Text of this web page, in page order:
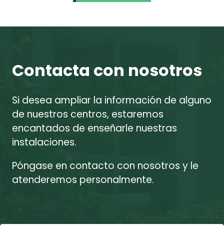
Contacta con nosotros
Si desea ampliar la información de alguno
de nuestros centros, estaremos
encantados de enseñarle nuestras
instalaciones.
Póngase en contacto con nosotros y le
atenderemos personalmente.